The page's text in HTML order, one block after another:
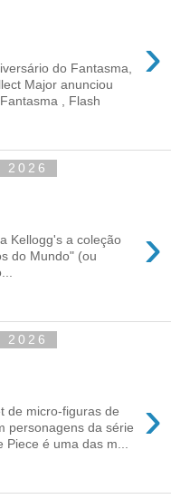
›
do Fantasma,
Major anunciou
, Flash
›
Kellogg's a coleção
do Mundo" (ou
›
de micro-figuras de
personagens da série
é uma das m...